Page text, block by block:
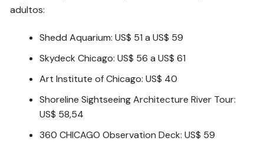
adultos:
Shedd Aquarium: US$ 51 a US$ 59
Skydeck Chicago: US$ 56 a US$ 61
Art Institute of Chicago: US$ 40
Shoreline Sightseeing Architecture River Tour:
US$ 58,54
360 CHICAGO Observation Deck: US$ 59